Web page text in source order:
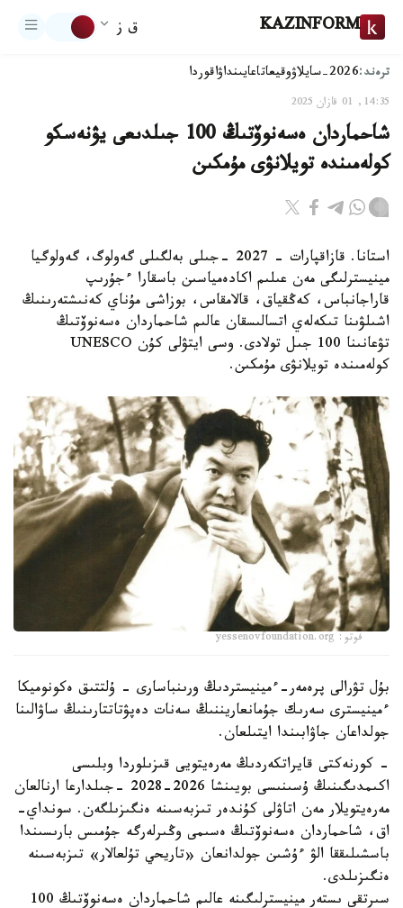
KAZINFORM ق ز
ترەند:2026-سايلاۋ وقيعاتاعايىنداۋاقوردا
14:35, 01 قازان 2025
شاحماردان ەسەنوۆتىڭ 100 جىلدىعى يۋنەسكو
كولەمىندە تويلانۋى مۇمكىن
استانا. قازاقپارات - 2027 -جىلى بەلگىلى گەولوگ، گەولوگيا
مينيسترلىگى مەن عىلىم اكادەمياسىن باسقارا ءجۇرىپ
قاراجانباس، كەڭقياق، قالامقاس، بوزاشى مۇناي كەنىشتەرىنىڭ
اشىلۋىنا تىكەلەي اتسالىسقان عالىم شاحماردان ەسەنوۆتىڭ
تۋعانىنا 100 جىل تولادى. وسى ايتۋلى كۇن UNESCO
كولەمىندە تويلانۋى مۇمكىن.
فوتو: yessenovfoundation.org
بۇل تۋرالى پرەمەر-ءمينيستردىڭ ورىنباسارى - ۇلتتىق ەكونوميكا
ءمينيسترى سەرىك جۇمانعاريننىڭ سەنات دەپۋتاتتارىنىڭ ساۋالىنا
جولداعان جاۋابىندا ايتىلعان.
- كورنەكتى قايراتكەردىڭ مەرەيتويى قىزىلوردا وبلىسى
اكىمدىگىنىڭ ۇسىنىسى بويىنشا 2026-2028 -جىلدارعا ارنالعان
مەرەيتويلار مەن اتاۋلى كۇندەر تىزبەسىنە ەنگىزىلگەن. سونداي-
اق، شاحماردان ەسەنوۆتىڭ ەسىمى وڭىرلەرگە جۇمىس بارىسىندا
باسشىلىققا الۋ ءۇشىن جولدانعان «تاريحي تۇلعالار» تىزبەسىنە
ەنگىزىلدى.
سىرتقى ىستەر مينيسترلىگىنە عالىم شاحماردان ەسەنوۆتىڭ 100